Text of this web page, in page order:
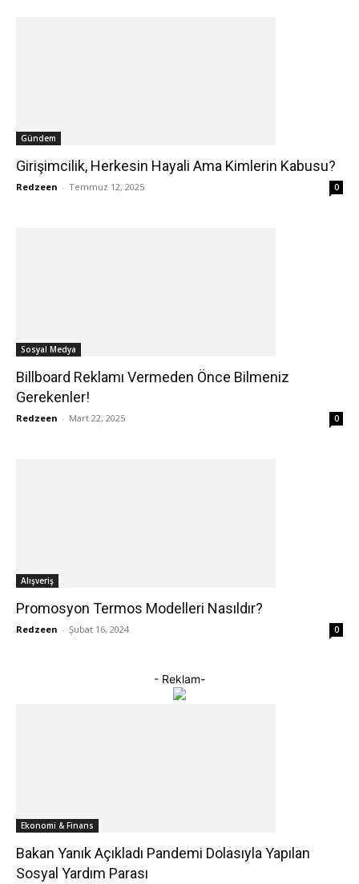
Gündem
Girişimcilik, Herkesin Hayali Ama Kimlerin Kabusu?
Redzeen - Temmuz 12, 2025 0
Sosyal Medya
Billboard Reklamı Vermeden Önce Bilmeniz
Gerekenler!
Redzeen - Mart 22, 2025 0
Alışveriş
Promosyon Termos Modelleri Nasıldır?
Redzeen - Şubat 16, 2024 0
- Reklam-
Ekonomi & Finans
Bakan Yanık Açıkladı Pandemi Dolasıyla Yapılan
Sosyal Yardım Parası